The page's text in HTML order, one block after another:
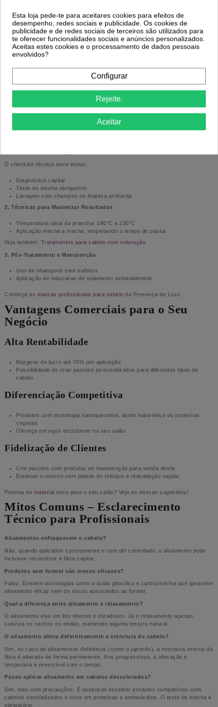
Cabelos virgens: preferir fórmulas mais suaves
Cabelos quimicamente tratados: escolher produtos compatíveis para
evitar quebra
Cabelos danificados: optar por alisadores com proteínas, colagénio ou
aminoácidos
Durabilidade e Manutenção
Alisamentos temporários: 2 a 3 semanas
Definitivos: só saem com o crescimento do fio
cabelo danificado
Protocolo de Aplicação Profissional
O checklist técnico deve incluir:
Diagnóstico capilar
Teste de mecha obrigatório
Lavagem com shampoo de limpeza profunda
2. Técnicas para Maximizar Resultados
Temperatura ideal da prancha: 180°C a 230°C
Aplicação mecha a mecha, respeitando o tempo de pausa
Veja também: Tratamentos para cabelo com coloração
3. Pós-Tratamento e Manutenção
Uso de shampoos sem sulfatos
Aplicação de máscaras de selamento semanalmente
Conheça as marcas profissionais para cabelo da Presença de Luxo.
Vantagens Comerciais para o Seu
Negócio
Alta Rentabilidade
Margens de lucro até 70% por aplicação
Possibilidade de criar pacotes personalizados para diferentes tipos de
cabelo
Diferenciação Competitiva
Produtos com tecnologia nanoqueratina, ácido hialurónico ou proteínas
vegetais
Ofereça serviços exclusivos no seu salão
Fidelização de Clientes
Crie pacotes com produtos de manutenção para venda direta
Estimule o retorno com planos de retoque e reavaliação capilar
Precisa de material novo para o seu salão? Veja as nossas sugestões!
Mitos Comuns – Esclarecimento
Técnico para Profissionais
Alisamentos enfraquecem o cabelo?
Não, quando aplicados corretamente e com pH controlado, o alisamento pode
inclusive reconstruir a fibra capilar.
Produtos sem formol são menos eficazes?
Falso. Existem tecnologias como o ácido glioxílico e carbocisteína que garantem
alisamento eficaz sem os riscos associados ao formol.
Qual a diferença entre alisamento e relaxamento?
O alisamento visa um liso intenso e duradouro. Já o relaxamento apenas
suaviza os cachos ou ondas, mantendo alguma textura natural.
O alisamento altera definitivamente a estrutura do cabelo?
Sim, no caso de alisamentos definitivos (como o japonês), a estrutura interna da
fibra é alterada de forma permanente. Nos progressivos, a alteração é
temporária e reversível com o tempo.
Posso aplicar alisamento em cabelos descolorados?
Sim, mas com precauções. É essencial escolher produtos compatíveis com
cabelos sensibilizados e ricos em proteínas e aminoácidos. O teste de mecha é
obrigatório.
Esta loja pede-te para aceitares cookies para efeitos de
desempenho, redes sociais e publicidade. Os cookies de
publicidade e de redes sociais de terceiros são utilizados para
te oferecer funcionalidades sociais e anúncios personalizados.
Aceitas estes cookies e o processamento de dados pessoais
envolvidos?
Configurar
Rejeite.
Aceitar